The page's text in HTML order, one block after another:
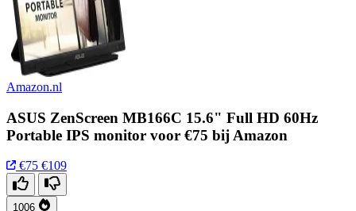
Amazon.nl
ASUS ZenScreen MB166C 15.6" Full HD 60Hz
Portable IPS monitor voor €75 bij Amazon
€75 €109
1006